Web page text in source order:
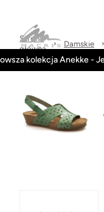
kolekcja Anekke -
Strona
główna
Damskie